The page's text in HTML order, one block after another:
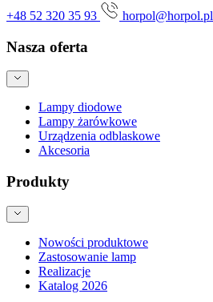
+48 52 320 35 93 horpol@horpol.pl
Nasza oferta
Lampy diodowe
Lampy żarówkowe
Urządzenia odblaskowe
Akcesoria
Produkty
Nowości produktowe
Zastosowanie lamp
Realizacje
Katalog 2026